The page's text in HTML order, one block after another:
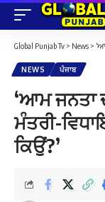
Global Punjab Tv > News >
NEWS ਪੰਜਾਬ
‘ਆਮ ਜਨਤਾ
ਮੰਤਰੀ-
ਕਿਉਂ?’